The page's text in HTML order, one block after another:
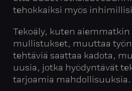
tehokkaiksi myös
Tekoäly, kuten
mullistukset, muuttaa
tehtäviä saattaa kadota,
uusia, jotka hyödyntävät
tarjoamia mahdollisuuksia.